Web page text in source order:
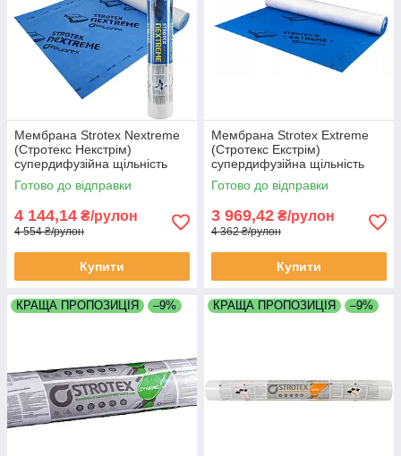
Мембрана Strotex Nextreme
(Стротекс Некстрім)
супердифузійна щільність
200 гр/м2 розмір 1,5х50
метра 75 м2
Готово до відправки
4 144,14 ₴/рулон
4 554 ₴/рулон
Купити
Мембрана Strotex Extreme
(Стротекс Екстрім)
супердифузійна щільність
170 гр/м2 розмір 1,5х50
метра 75 м2
Готово до відправки
3 969,42 ₴/рулон
4 362 ₴/рулон
Купити
КРАЩА ПРОПОЗИЦІЯ –9% КРАЩА ПРОПОЗИЦІЯ –9%